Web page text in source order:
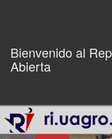
Bienvenido al
Abierta